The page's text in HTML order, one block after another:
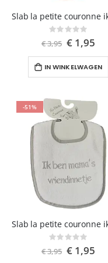
Rating:
0%
€ 3,95 Speciale
prijs
€ 1,95
IN WINKELWAGEN
-51%
Rating:
0%
€ 3,95 Speciale
prijs
€ 1,95